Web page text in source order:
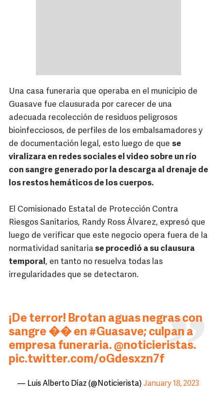
Una casa funeraria que operaba en el municipio de
Guasave fue clausurada por carecer de una
adecuada recolección de residuos peligrosos
bioinfecciosos, de perfiles de los embalsamadores y
de documentación legal, esto luego de que se
viralizara en redes sociales el video sobre un río
con sangre generado por la descarga al drenaje de
los restos hemáticos de los cuerpos.
El Comisionado Estatal de Protección Contra
Riesgos Sanitarios, Randy Ross Álvarez, expresó que
luego de verificar que este negocio opera fuera de la
normatividad sanitaria se procedió a su clausura
temporal, en tanto no resuelva todas las
irregularidades que se detectaron.
¡De terror! Brotan aguas negras con
sangre �� en #Guasave; culpan a
empresa funeraria. @noticieristas.
pic.twitter.com/oGdesxzn7f
— Luis Alberto Díaz (@Noticierista) January 18, 2023